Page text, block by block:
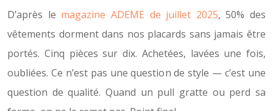
D’après le magazine ADEME de juillet 2025, 50% des
vêtements dorment dans nos placards sans jamais être
portés. Cinq pièces sur dix. Achetées, lavées une fois,
oubliées. Ce n’est pas une question de style — c’est une
question de qualité. Quand un pull gratte ou perd sa